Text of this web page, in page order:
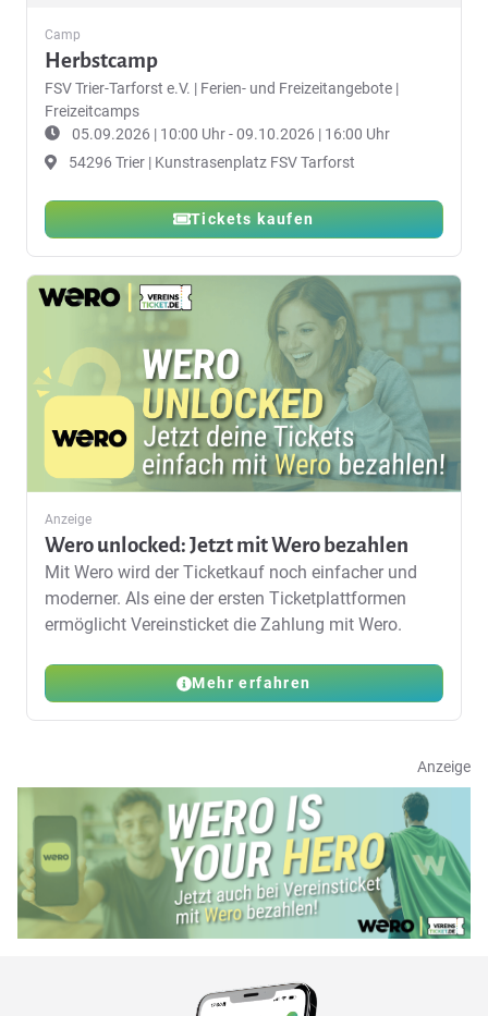
Camp
Herbstcamp
FSV Trier-Tarforst e.V. | Ferien- und Freizeitangebote |
Freizeitcamps
05.09.2026 | 10:00 Uhr - 09.10.2026 | 16:00 Uhr
54296 Trier | Kunstrasenplatz FSV Tarforst
Tickets kaufen
Anzeige
Wero unlocked: Jetzt mit Wero bezahlen
Mit Wero wird der Ticketkauf noch einfacher und
moderner. Als eine der ersten Ticketplattformen
ermöglicht Vereinsticket die Zahlung mit Wero.
Mehr erfahren
Anzeige